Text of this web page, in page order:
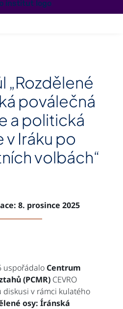
„Rozdělené
poválečná
a politická
v Iráku po
volbách“
8. prosince 2025
uspořádalo Centrum
(PCMR)CEVRO
diskusi v rámci kulatého
osy: Íránská